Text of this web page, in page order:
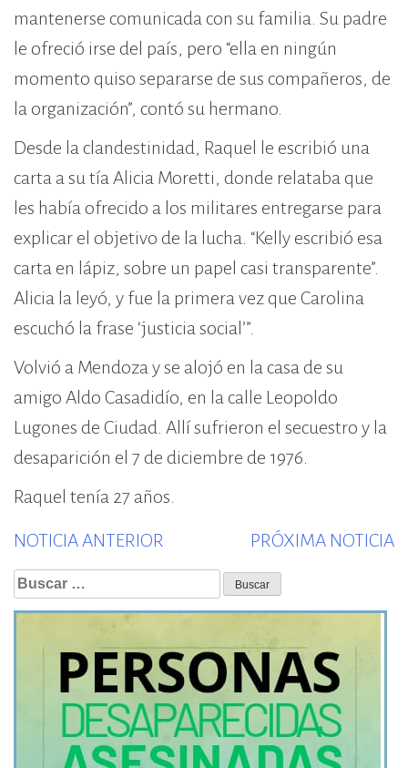
mantenerse comunicada con su familia. Su padre
le ofreció irse del país, pero “ella en ningún
momento quiso separarse de sus compañeros, de
la organización”, contó su hermano.
Desde la clandestinidad, Raquel le escribió una
carta a su tía Alicia Moretti, donde relataba que
les había ofrecido a los militares entregarse para
explicar el objetivo de la lucha. “Kelly escribió esa
carta en lápiz, sobre un papel casi transparente”.
Alicia la leyó, y fue la primera vez que Carolina
escuchó la frase ‘justicia social’”.
Volvió a Mendoza y se alojó en la casa de su
amigo Aldo Casadidío, en la calle Leopoldo
Lugones de Ciudad. Allí sufrieron el secuestro y la
desaparición el 7 de diciembre de 1976.
Raquel tenía 27 años.
NOTICIA ANTERIOR
post:
PRÓXIMA NOTICIA
Buscar: